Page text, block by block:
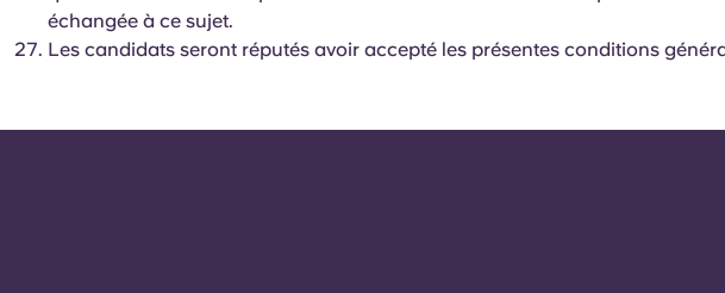
échangée à ce sujet.
Les candidats seront réputés avoir accepté les présentes conditions